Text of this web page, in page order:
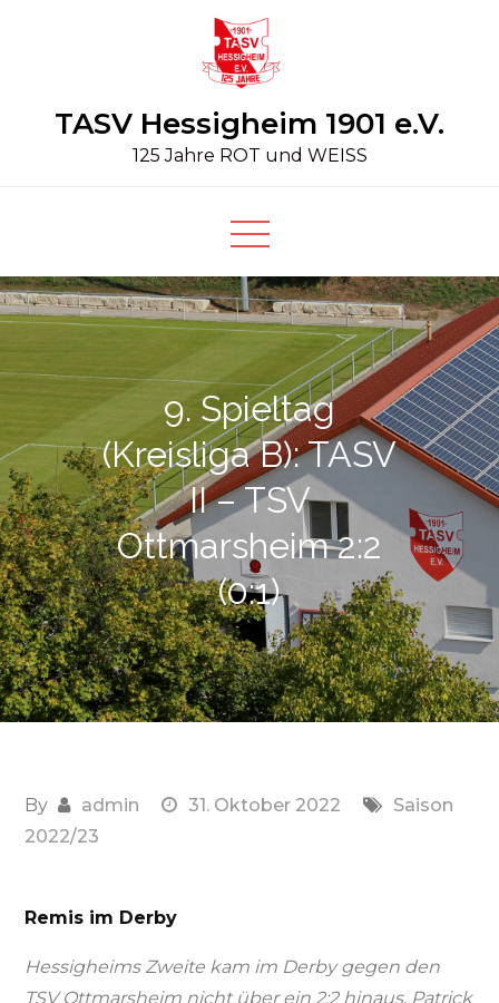
TASV Hessigheim 1901 e.V.
125 Jahre ROT und WEISS
9. Spieltag
(Kreisliga B): TASV
II – TSV
Ottmarsheim 2:2
(0:1)
By admin 31. Oktober 2022
Saison
2022/23
Remis im Derby
Hessigheims Zweite kam im Derby gegen den
TSV Ottmarsheim nicht über ein 2:2 hinaus. Patrick